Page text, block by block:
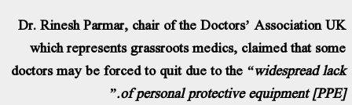
Dr. Rinesh Parmar, chair of the Doctors’ Association
which represents grassroots medics, claimed that
doctors may be forced to quit due to the“widespread
of personal protective equipment